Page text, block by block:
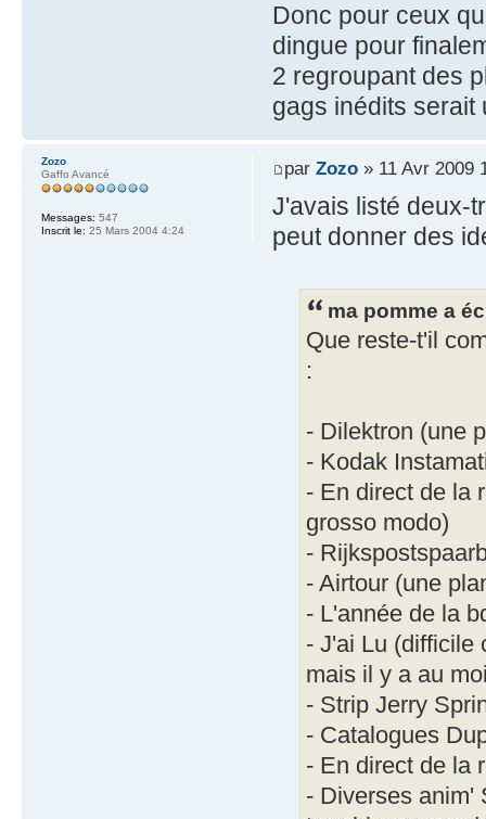
Donc pour ceux
dingue pour
2 regroupant des
gags inédits serait
par Zozo» 11 Avr 2009
J'avais listé deux-
peut donner des
ma pomme a
Que reste-t'il
:
- Dilektron (une
- Kodak
- En direct de la
grosso modo)
-
- Airtour (une
- L'année de la
- J'ai Lu (difficile
mais il y a au
- Strip Jerry
- Catalogues
- En direct de la
- Diverses anim'
Zozo
Gaffo Avancé
Messages: 547
Inscrit le: 25 Mars 2004 4:24